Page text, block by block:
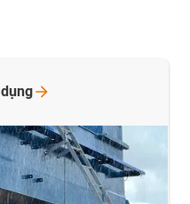
dụng